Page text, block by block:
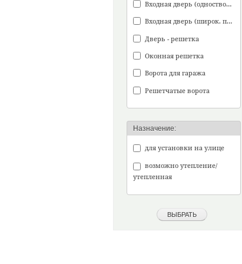
Входная дверь (одностворч.)
Входная дверь (широк. проем)
Дверь - решетка
Оконная решетка
Ворота для гаража
Решетчатые ворота
Назначение:
для установки на улице
возможно утепление/
утепленная